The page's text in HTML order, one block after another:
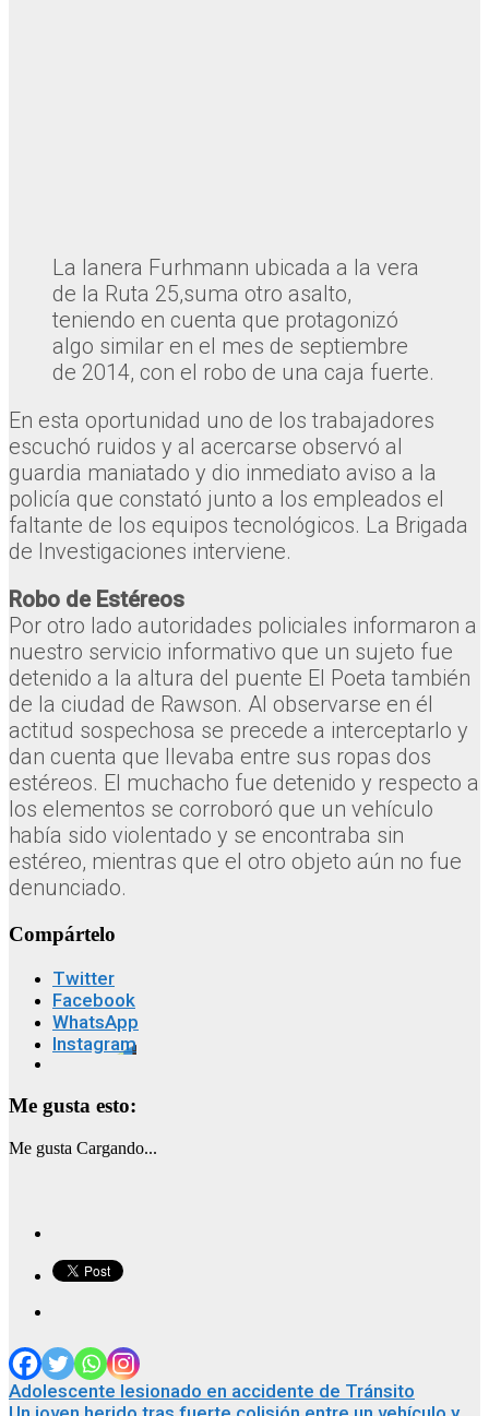
La lanera Furhmann ubicada a la vera
de la Ruta 25,suma otro asalto,
teniendo en cuenta que protagonizó
algo similar en el mes de septiembre
de 2014, con el robo de una caja fuerte.
En esta oportunidad uno de los trabajadores
escuchó ruidos y al acercarse observó al
guardia maniatado y dio inmediato aviso a la
policía que constató junto a los empleados el
faltante de los equipos tecnológicos. La Brigada
de Investigaciones interviene.
Robo de Estéreos
Por otro lado autoridades policiales informaron a
nuestro servicio informativo que un sujeto fue
detenido a la altura del puente El Poeta también
de la ciudad de Rawson. Al observarse en él
actitud sospechosa se precede a interceptarlo y
dan cuenta que llevaba entre sus ropas dos
estéreos. El muchacho fue detenido y respecto a
los elementos se corroboró que un vehículo
había sido violentado y se encontraba sin
estéreo, mientras que el otro objeto aún no fue
denunciado.
Compártelo
Twitter
Facebook
WhatsApp
Instagram
Me gusta esto:
Me gusta Cargando...
Navegación
Adolescente lesionado en accidente de Tránsito